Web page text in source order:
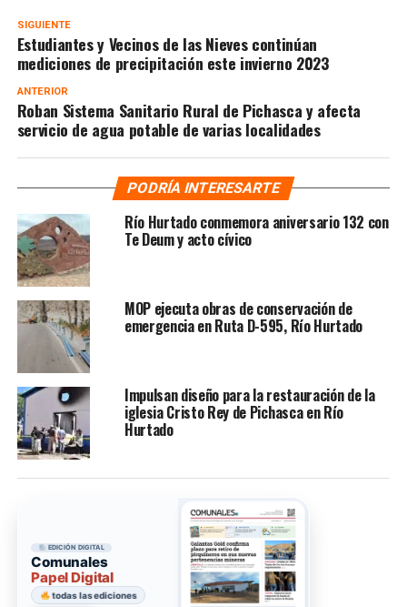
SIGUIENTE
Estudiantes y Vecinos de las Nieves continúan
mediciones de precipitación este invierno 2023
ANTERIOR
Roban Sistema Sanitario Rural de Pichasca y afecta
servicio de agua potable de varias localidades
PODRÍA INTERESARTE
Río Hurtado conmemora aniversario 132 con
Te Deum y acto cívico
MOP ejecuta obras de conservación de
emergencia en Ruta D-595, Río Hurtado
Impulsan diseño para la restauración de la
iglesia Cristo Rey de Pichasca en Río
Hurtado
EDICIÓN DIGITAL
Comunales
Papel Digital
todas las ediciones